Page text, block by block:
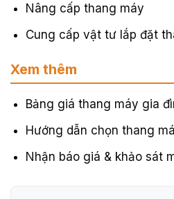
Nâng cấp thang máy
Cung cấp vật tư lắp đặt
Xem thêm
Bảng giá thang máy gia
Hướng dẫn chọn thang
Nhận báo giá & khảo sát